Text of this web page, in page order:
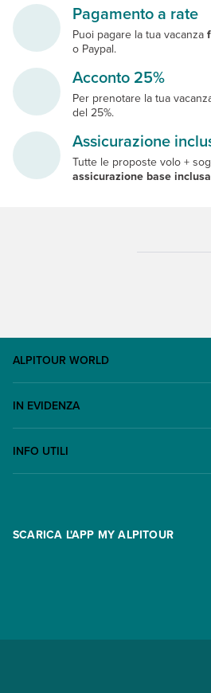
Pagamento a rate
Puoi pagare la tua vacanza
o Paypal.
Acconto 25%
Per prenotare la tua
del 25%.
Assicurazione
Tutte le proposte volo +
assicurazione base
ALPITOUR WORLD
Lavora con noi
Assicurazioni
IN EVIDENZA
INFO UTILI
Condizioni generali di contratto
SCARICA L'APP MY ALPITOUR